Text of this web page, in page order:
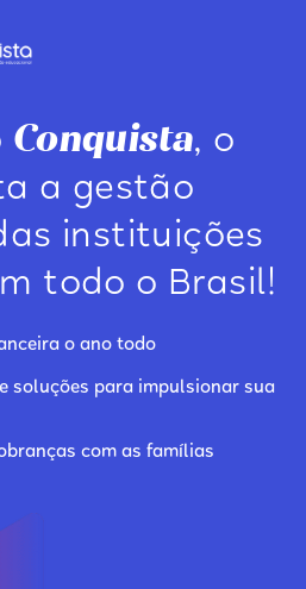
Conquista, o
a gestão
instituições
todo o Brasil!
o ano todo
soluções para impulsionar sua
com as famílias